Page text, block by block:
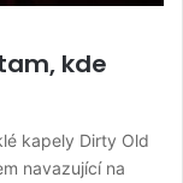
kde
kapely Dirty Old
navazující na